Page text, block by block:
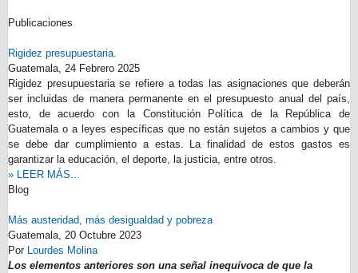
Publicaciones
Rigidez presupuestaria.
Guatemala, 24 Febrero 2025
Rigidez presupuestaria se refiere a todas las asignaciones que deberán
ser incluidas de manera permanente en el presupuesto anual del país,
esto, de acuerdo con la Constitución Política de la República de
Guatemala o a leyes específicas que no están sujetos a cambios y que
se debe dar cumplimiento a estas. La finalidad de estos gastos es
garantizar la educación, el deporte, la justicia, entre otros.
» LEER MÁS...
Blog
Más austeridad, más desigualdad y pobreza
Guatemala, 20 Octubre 2023
Por Lourdes Molina
Los elementos anteriores son una señal inequívoca de que la